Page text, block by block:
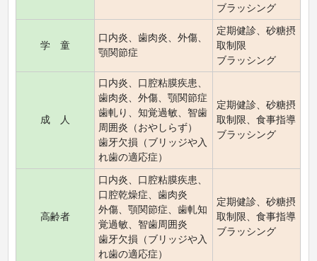
ブラッシング
学 童
口内炎、歯肉炎、外傷、
顎関節症
定期健診、砂糖摂
取制限
ブラッシング
成 人
口内炎、口腔粘膜疾患、
歯肉炎、外傷、顎関節症
歯軋り、知覚過敏、智歯
周囲炎（おやしらず）
歯牙欠損（ブリッジや入
れ歯の適応症）
定期健診、砂糖摂
取制限、食事指導
ブラッシング
高齢者
口内炎、口腔粘膜疾患、
口腔乾燥症、歯肉炎
外傷、顎関節症、歯軋知
覚過敏、智歯周囲炎
歯牙欠損（ブリッジや入
れ歯の適応症）
定期健診、砂糖摂
取制限、食事指導
ブラッシング